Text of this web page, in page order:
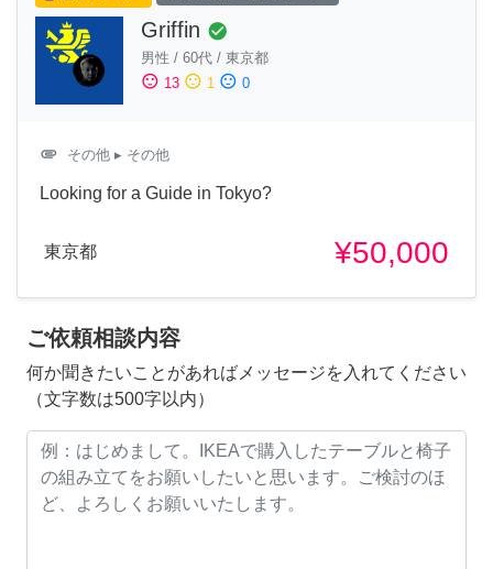
Griffin check_circle
男性 / 60代 / 東京都
sentiment_satisfied 13 sentiment_neutral 1 sentiment_dissatisfied 0
attachment その他 ▸ その他
Looking for a Guide in Tokyo?
東京都 ¥50,000
ご依頼相談内容
何か聞きたいことがあればメッセージを入れてください
（文字数は500字以内）